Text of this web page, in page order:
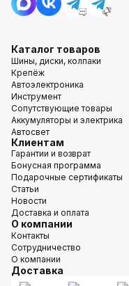
Каталог товаров
Шины, диски, колпаки
Крепёж
Автоэлектроника
Инструмент
Сопутствующие товары
Аккумуляторы и электрика
Автосвет
Клиентам
Гарантии и возврат
Бонусная программа
Подарочные сертификаты
Статьи
Новости
Доставка и оплата
О компании
Контакты
Сотрудничество
О компании
Доставка